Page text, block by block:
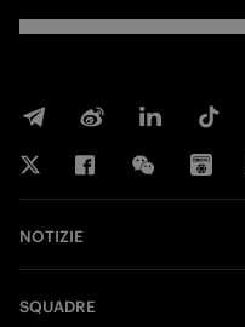
NOTIZIE
SQUADRE